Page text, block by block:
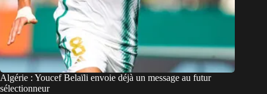
Algérie : Youcef Belaïli envoie déjà un message au futur
sélectionneur